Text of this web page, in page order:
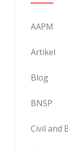
AAPM
Artikel
Blog
BNSP
Civil and